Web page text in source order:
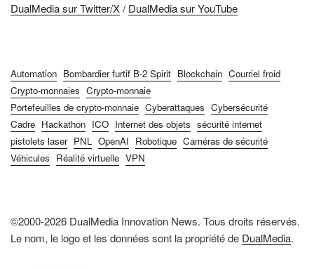
DualMedia sur Twitter/X/ DualMedia sur YouTube
Automation Bombardier furtif B-2 Spirit Blockchain Courriel froid
Crypto-monnaies Crypto-monnaie
Portefeuilles de crypto-monnaie Cyberattaques Cybersécurité
Cadre Hackathon ICO Internet des objets sécurité internet
pistolets laser PNL OpenAI Robotique Caméras de sécurité
Véhicules Réalité virtuelle VPN
©2000-2026 DualMedia Innovation News. Tous droits réservés.
Le nom, le logo et les données sont la propriété de DualMedia.